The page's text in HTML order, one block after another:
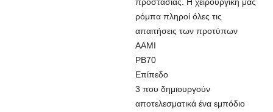
ρόμπα πληροί όλες τις
απαιτήσεις των προτύπων
AAMI
PB70
Επίπεδο
3 που δημιουργούν
αποτελεσματικά ένα εμπόδιο